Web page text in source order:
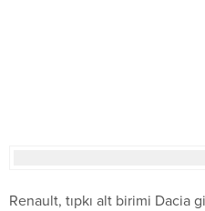
Renault, tıpkı alt birimi Dacia